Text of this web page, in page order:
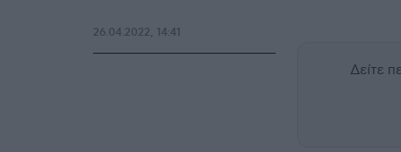
Δείτε
26.04.2022, 14:41